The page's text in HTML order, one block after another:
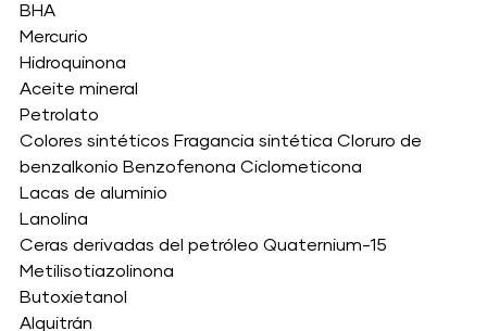
BHA
Mercurio
Hidroquinona
Aceite mineral
Petrolato
Colores sintéticos Fragancia sintética Cloruro de
benzalkonio Benzofenona Ciclometicona
Lacas de aluminio
Lanolina
Ceras derivadas del petróleo Quaternium-15
Metilisotiazolinona
Butoxietanol
Alquitrán